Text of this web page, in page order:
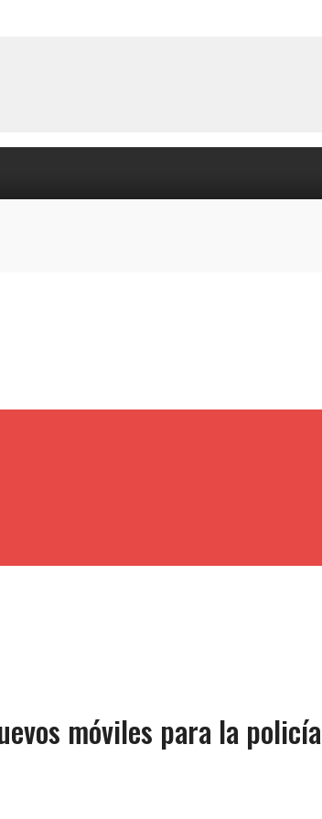
móviles para la policía